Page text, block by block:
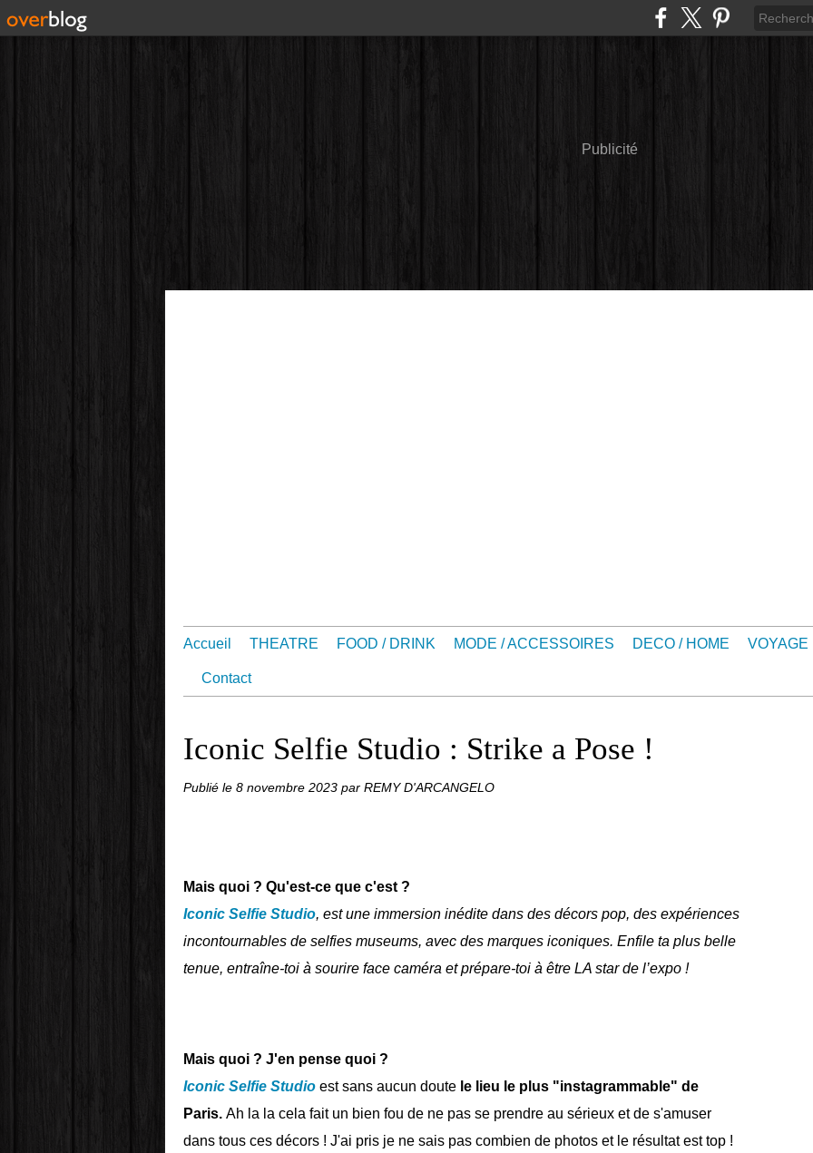
Publicité
Accueil THEATRE FOOD / DRINK MODE / ACCESSOIRES DECO / HOME VOYAGE
Contact
Iconic Selfie Studio : Strike a Pose !
Publié le 8 novembre 2023 par REMY D'ARCANGELO
Mais quoi ? Qu'est-ce que c'est ?
Iconic Selfie Studio, est une immersion inédite dans des décors pop, des expériences
incontournables de selfies museums, avec des marques iconiques. Enfile ta plus belle
tenue, entraîne-toi à sourire face caméra et prépare-toi à être LA star de l’expo !
Mais quoi ? J'en pense quoi ?
Iconic Selfie Studio est sans aucun doute le lieu le plus "instagrammable" de
Paris. Ah la la cela fait un bien fou de ne pas se prendre au sérieux et de s'amuser
dans tous ces décors ! J'ai pris je ne sais pas combien de photos et le résultat est top !